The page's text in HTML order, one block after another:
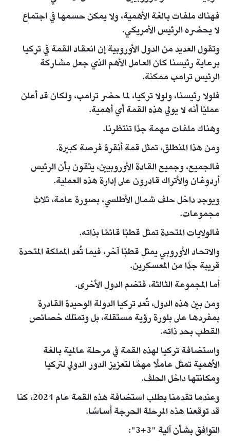
فهناك ملفات بالغة الأهمية، ولا يمكن حسمها في اجتماع
لا يحضره الرئيس الأمريكي.
وتقول العديد من الدول الأوروبية إن انعقاد القمة في تركيا
برعاية رئيسنا كان العامل الأهم الذي جعل مشاركة
الرئيس ترامب ممكنة.
فلولا رئيسنا، ولولا تركيا، لما حضر ترامب، ولكان قد أعلن
عمليًا أنه لا يولي هذه القمة أي أهمية.
وهناك ملفات مهمة جدًا تنتظرنا.
ومن هذا المنطلق، تمثل قمة أنقرة فرصة كبيرة.
فالجميع، وجميع القادة الأوروبيين، يثقون بأن الرئيس
أردوغان والأتراك قادرون على إدارة هذه العملية.
ويوجد داخل حلف شمال الأطلسي، بصورة عامة، ثلاث
مجموعات.
فالولايات المتحدة تمثل قطبًا قائمًا بذاته.
والاتحاد الأوروبي يمثل قطبًا آخر، فيما تُعد المملكة المتحدة
قريبة جدًا من المعسكرين.
أما المجموعة الثالثة، فتضم الدول الأخرى.
ومن بين هذه الدول، تُعد تركيا الدولة الوحيدة القادرة
بمفردها على بلورة رؤية مستقلة، بل وتمتلك خصائص
القطب بحد ذاته.
واستضافة تركيا لهذه القمة في مرحلة عالمية بالغة
الأهمية تمثل عاملًا مهمًا لتعزيز الدور الدولي لتركيا
ومكانتها داخل الحلف.
وعندما تقدمنا بطلب استضافة هذه القمة عام 2024، كنا
قد توقعنا هذه المرحلة الحرجة أساسًا.
التوافق بشأن آلية "3+3":